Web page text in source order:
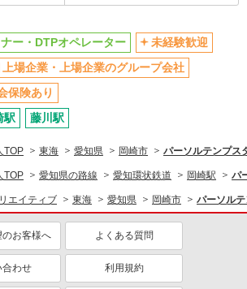
ー・DTPオペレーター
未経験歓迎
上場企業・上場企業のグループ会社
保険あり
駅 藤川駅
TOP 東海 愛知県 岡崎市 パーソルテンプス
TOP 愛知県の路線 愛知環状鉄道 岡崎駅 パ
エイティブ 東海 愛知県 岡崎市 パーソル
お客様へ よくある質問
合わせ 利用規約